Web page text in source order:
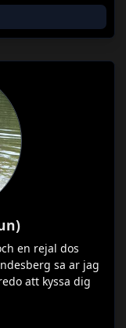
en rejal dos
sa ar jag
att kyssa dig